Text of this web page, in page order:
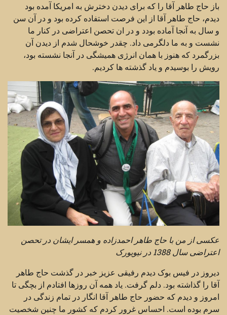
باز حاج طاهر آقا را که برای دیدن دخترش به امریکا آمده بود
دیدم، حاج طاهر آقا از این فرصت استفاده کرده بود و در آن سن
و سال به آنجا آماده بودد و در ان تحصن اعتراضی در کنار ما
نشست و به ما دلگرمی داد. چقدر خوشحال شدم از دیدن آن
بزرگمرد که هنوز با همان انرژی همیشگی در آنجا نشسته بود،
رویش را بوسیدم و یاد گذشته ها کردیم.
عکسی از من با حاج طاهر احمدزاده و همسر ایشان در تحصن
اعتراضی سال 1388 در نیویورک
دیروز در فیس بوک دیدم رفیقی عزیز خبر در گذشت حاج طاهر
آقا را گذاشته بود. دلم گرفت. یاد همه آن روزها افتادم از بچگی تا
امروز و دیدم که حضور حاج طاهر آقا انگار در تمام زندگی در
سرم بوده است. احساس غرور کردم که کشور ما چنین شخصیت